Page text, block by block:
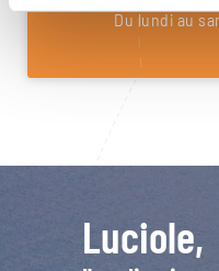
Du lundi au
Luciole,